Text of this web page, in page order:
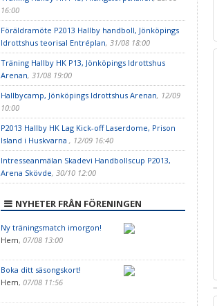
16:00
Föräldramöte P2013 Hallby handboll, Jönköpings
Idrottshus teorisal Entréplan, 31/08 18:00
Träning Hallby HK P13, Jönköpings Idrottshus
Arenan, 31/08 19:00
Hallbycamp, Jönköpings Idrottshus Arenan, 12/09
10:00
P2013 Hallby HK Lag Kick-off Laserdome, Prison
Island i Huskvarna , 12/09 16:40
Intresseanmälan Skadevi Handbollscup P2013,
Arena Skövde, 30/10 12:00
NYHETER FRÅN FÖRENINGEN
Ny träningsmatch imorgon!
Hem, 07/08 13:00
Boka ditt säsongskort!
Hem, 07/08 11:56